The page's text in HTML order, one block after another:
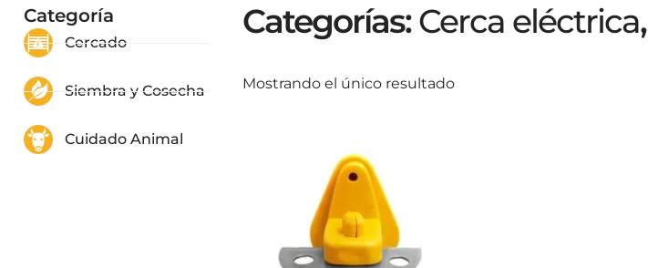
Categoría
Cercado
Siembra y Cosecha
Cuidado Animal
Categorías:Cerca eléctrica,
Mostrando el único resultado